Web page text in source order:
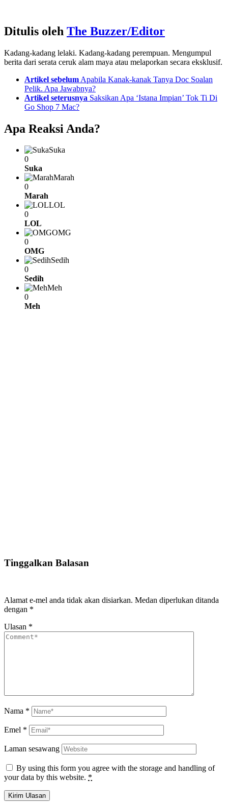
Ditulis oleh The Buzzer/Editor
Kadang-kadang lelaki. Kadang-kadang perempuan. Mengumpul
berita dari serata ceruk alam maya atau melaporkan secara eksklusif.
Artikel sebelum Apabila Kanak-kanak Tanya Doc Soalan
Pelik. Apa Jawabnya?
Artikel seterusnya Saksikan Apa ‘Istana Impian’ Tok Ti Di
Go Shop 7 Mac?
Apa Reaksi Anda?
Suka
0
Suka
Marah
0
Marah
LOL
0
LOL
OMG
0
OMG
Sedih
0
Sedih
Meh
0
Meh
Tinggalkan Balasan
Alamat e-mel anda tidak akan disiarkan. Medan diperlukan ditanda
dengan *
Ulasan *
Nama *
Emel *
Laman sesawang
By using this form you agree with the storage and handling of
your data by this website. *
Kirim Ulasan